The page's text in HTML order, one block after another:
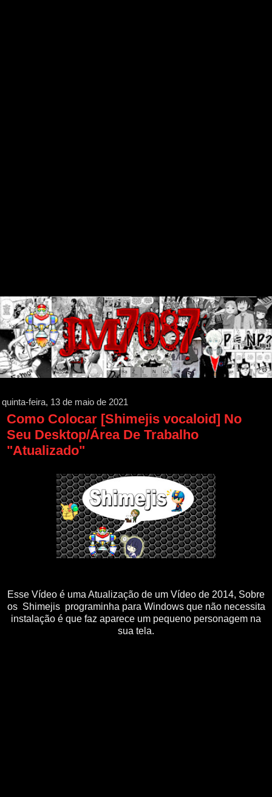
quinta-feira, 13 de maio de 2021
Como Colocar [Shimejis vocaloid] No
Seu Desktop/Área De Trabalho
"Atualizado"
Esse Vídeo é uma Atualização de um Vídeo de 2014, Sobre
os Shimejis programinha para Windows que não necessita
instalação é que faz aparece um pequeno personagem na
sua tela.